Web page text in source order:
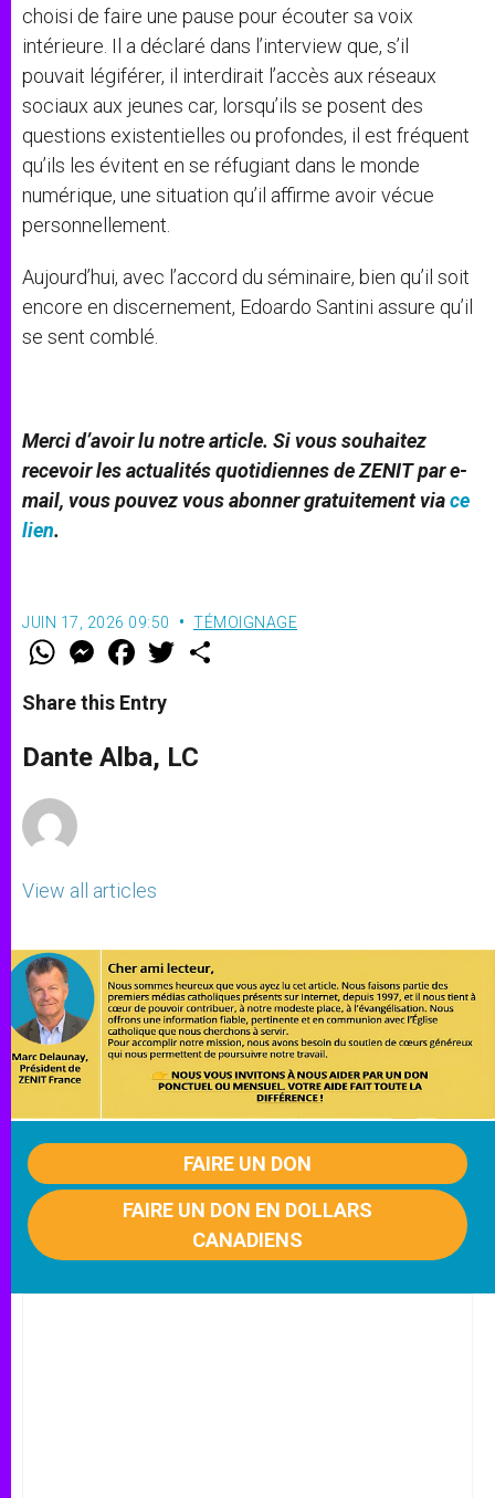
choisi de faire une pause pour écouter sa voix
intérieure. Il a déclaré dans l’interview que, s’il
pouvait légiférer, il interdirait l’accès aux réseaux
sociaux aux jeunes car, lorsqu’ils se posent des
questions existentielles ou profondes, il est fréquent
qu’ils les évitent en se réfugiant dans le monde
numérique, une situation qu’il affirme avoir vécue
personnellement.
Aujourd’hui, avec l’accord du séminaire, bien qu’il soit
encore en discernement, Edoardo Santini assure qu’il
se sent comblé.
Merci d’avoir lu notre article. Si vous souhaitez
recevoir les actualités quotidiennes de ZENIT par e-
mail, vous pouvez vous abonner gratuitement viace
lien.
JUIN 17, 2026 09:50 TÉMOIGNAGE
W
t
s
p
p
M
e
s
e
g
e
F
a
e
b
o
k
w
r
Share this Entry
Dante Alba, LC
View all articles
FAIRE UN DON
FAIRE UN DON EN DOLLARS
CANADIENS